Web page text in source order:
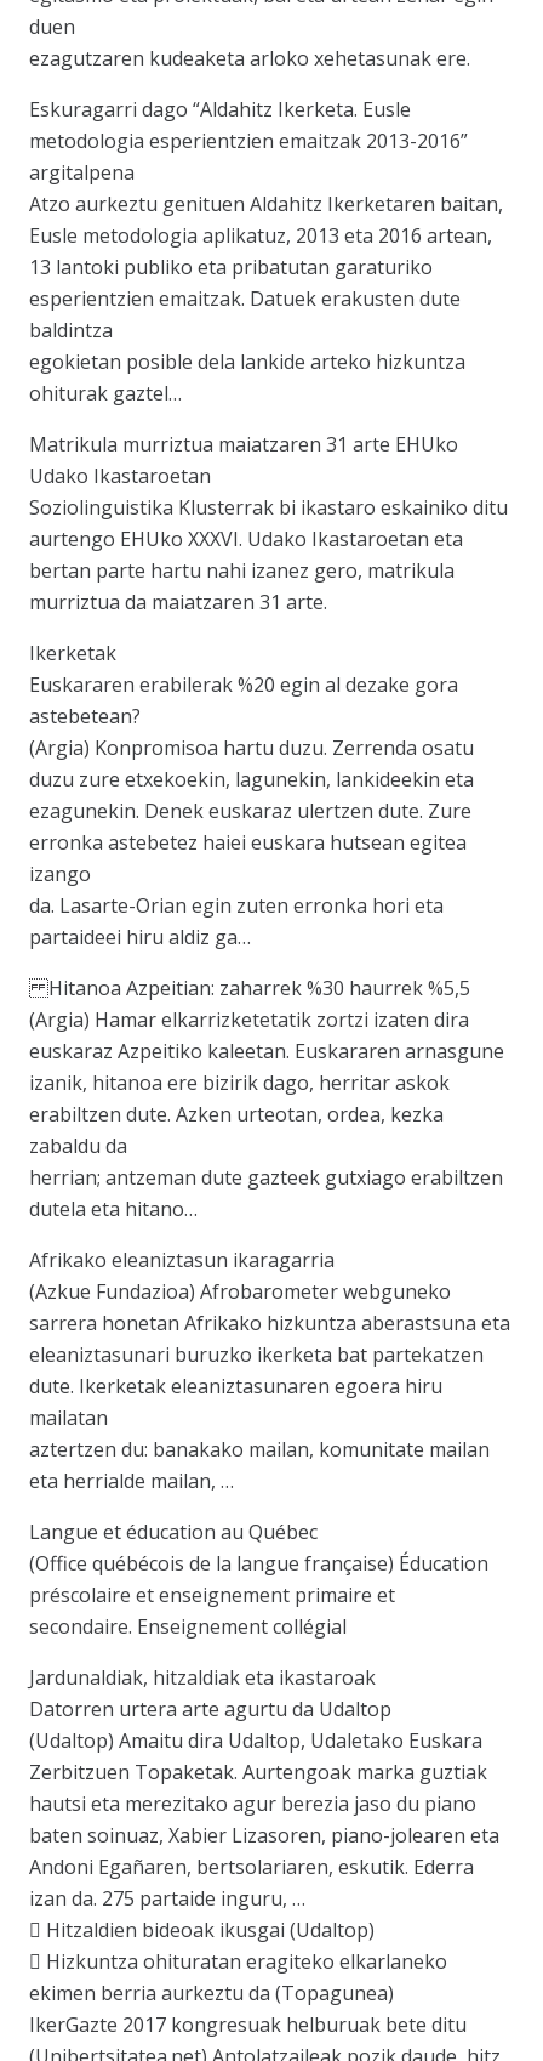
duen
ezagutzaren kudeaketa arloko xehetasunak ere.
Eskuragarri dago “Aldahitz Ikerketa. Eusle
metodologia esperientzien emaitzak 2013-2016”
argitalpena
Atzo aurkeztu genituen Aldahitz Ikerketaren baitan,
Eusle metodologia aplikatuz, 2013 eta 2016 artean,
13 lantoki publiko eta pribatutan garaturiko
esperientzien emaitzak. Datuek erakusten dute
baldintza
egokietan posible dela lankide arteko hizkuntza
ohiturak gaztel…
Matrikula murriztua maiatzaren 31 arte EHUko
Udako Ikastaroetan
Soziolinguistika Klusterrak bi ikastaro eskainiko ditu
aurtengo EHUko XXXVI. Udako Ikastaroetan eta
bertan parte hartu nahi izanez gero, matrikula
murriztua da maiatzaren 31 arte.
Ikerketak
Euskararen erabilerak %20 egin al dezake gora
astebetean?
(Argia) Konpromisoa hartu duzu. Zerrenda osatu
duzu zure etxekoekin, lagunekin, lankideekin eta
ezagunekin. Denek euskaraz ulertzen dute. Zure
erronka astebetez haiei euskara hutsean egitea
izango
da. Lasarte-Orian egin zuten erronka hori eta
partaideei hiru aldiz ga…
Hitanoa Azpeitian: zaharrek %30 haurrek %5,5
(Argia) Hamar elkarrizketetatik zortzi izaten dira
euskaraz Azpeitiko kaleetan. Euskararen arnasgune
izanik, hitanoa ere bizirik dago, herritar askok
erabiltzen dute. Azken urteotan, ordea, kezka
zabaldu da
herrian; antzeman dute gazteek gutxiago erabiltzen
dutela eta hitano…
Afrikako eleaniztasun ikaragarria
(Azkue Fundazioa) Afrobarometer webguneko
sarrera honetan Afrikako hizkuntza aberastsuna eta
eleaniztasunari buruzko ikerketa bat partekatzen
dute. Ikerketak eleaniztasunaren egoera hiru
mailatan
aztertzen du: banakako mailan, komunitate mailan
eta herrialde mailan, …
Langue et éducation au Québec
(Office québécois de la langue française) Éducation
préscolaire et enseignement primaire et
secondaire. Enseignement collégial
Jardunaldiak, hitzaldiak eta ikastaroak
Datorren urtera arte agurtu da Udaltop
(Udaltop) Amaitu dira Udaltop, Udaletako Euskara
Zerbitzuen Topaketak. Aurtengoak marka guztiak
hautsi eta merezitako agur berezia jaso du piano
baten soinuaz, Xabier Lizasoren, piano-jolearen eta
Andoni Egañaren, bertsolariaren, eskutik. Ederra
izan da. 275 partaide inguru, …
 Hitzaldien bideoak ikusgai (Udaltop)
 Hizkuntza ohituratan eragiteko elkarlaneko
ekimen berria aurkeztu da (Topagunea)
IkerGazte 2017 kongresuak helburuak bete ditu